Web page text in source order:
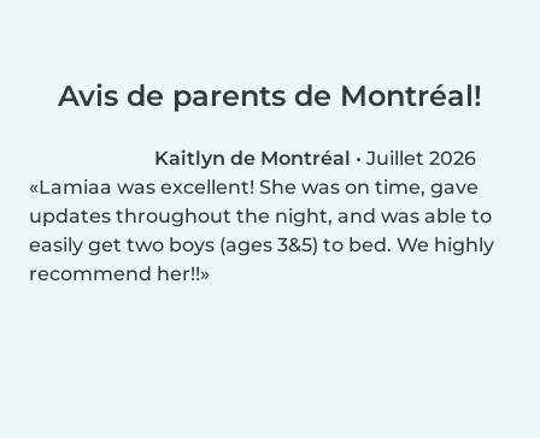
Avis de parents de Montréal!
Kaitlyn de Montréal • Juillet 2026
Lamiaa was excellent! She was on time, gave
updates throughout the night, and was able to
easily get two boys (ages 3&5) to bed. We highly
recommend her!!